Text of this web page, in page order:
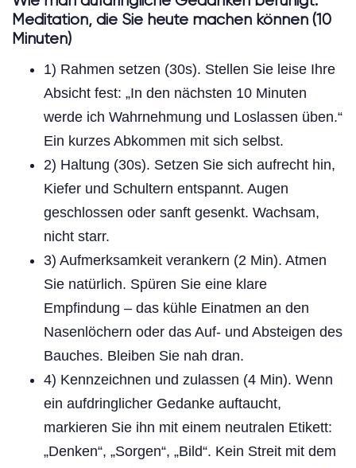
Meditation, die Sie heute machen können (10
Minuten)
1) Rahmen setzen (30s). Stellen Sie leise Ihre
Absicht fest: „In den nächsten 10 Minuten
werde ich Wahrnehmung und Loslassen üben.“
Ein kurzes Abkommen mit sich selbst.
2) Haltung (30s). Setzen Sie sich aufrecht hin,
Kiefer und Schultern entspannt. Augen
geschlossen oder sanft gesenkt. Wachsam,
nicht starr.
3) Aufmerksamkeit verankern (2 Min). Atmen
Sie natürlich. Spüren Sie eine klare
Empfindung – das kühle Einatmen an den
Nasenlöchern oder das Auf- und Absteigen des
Bauches. Bleiben Sie nah dran.
4) Kennzeichnen und zulassen (4 Min). Wenn
ein aufdringlicher Gedanke auftaucht,
markieren Sie ihn mit einem neutralen Etikett:
„Denken“, „Sorgen“, „Bild“. Kein Streit mit dem